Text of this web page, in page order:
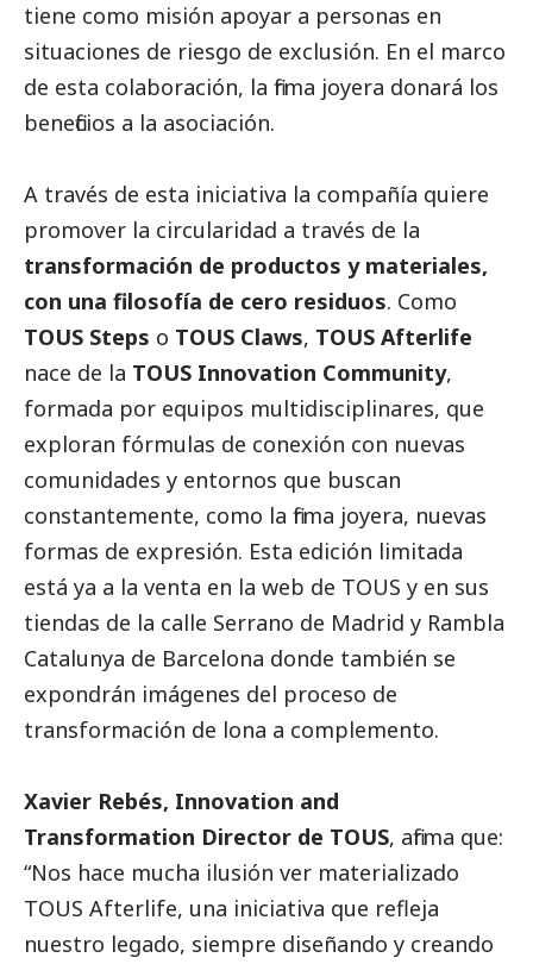
tiene como misión apoyar a personas en
situaciones de riesgo de exclusión. En el marco
de esta colaboración, la firma joyera donará los
beneficios a la asociación.
A través de esta iniciativa la compañía quiere
promover la circularidad a través de la
transformación de productos y materiales,
con una filosofía de cero residuos. Como
TOUS Steps o TOUS Claws, TOUS Afterlife
nace de la TOUS Innovation Community,
formada por equipos multidisciplinares, que
exploran fórmulas de conexión con nuevas
comunidades y entornos que buscan
constantemente, como la firma joyera, nuevas
formas de expresión. Esta edición limitada
está ya a la venta en la web de TOUS y en sus
tiendas de la calle Serrano de Madrid y Rambla
Catalunya de Barcelona donde también se
expondrán imágenes del proceso de
transformación de lona a complemento.
Xavier Rebés, Innovation and
Transformation Director de TOUS, afirma que:
“Nos hace mucha ilusión ver materializado
TOUS Afterlife, una iniciativa que refleja
nuestro legado, siempre diseñando y creando